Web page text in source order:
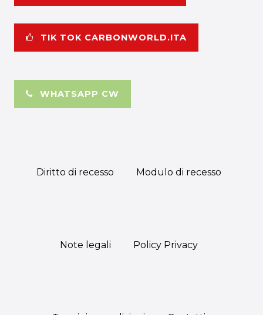
TIK TOK CARBONWORLD.ITA
WHATSAPP CW
Diritto di recesso Modulo di recesso
Note legali Policy Privacy